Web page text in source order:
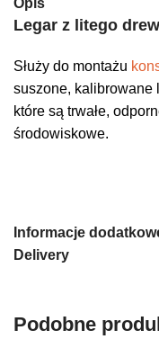
Opis
Legar z litego
Służy do montażu
suszone, kalibrowane
które są trwałe,
środowiskowe.
Informacje
Delivery
Podobne